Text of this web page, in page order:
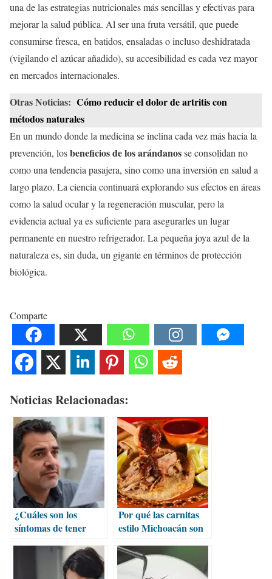
una de las estrategias nutricionales más sencillas y efectivas para
mejorar la salud pública. Al ser una fruta versátil, que puede
consumirse fresca, en batidos, ensaladas o incluso deshidratada
(vigilando el azúcar añadido), su accesibilidad es cada vez mayor
en mercados internacionales.
Otras Noticias: Cómo reducir el dolor de artritis con
métodos naturales
En un mundo donde la medicina se inclina cada vez más hacia la
prevención, losbeneficios de los arándanosse consolidan no
como una tendencia pasajera, sino como una inversión en salud a
largo plazo. La ciencia continuará explorando sus efectos en áreas
como la salud ocular y la regeneración muscular, pero la
evidencia actual ya es suficiente para asegurarles un lugar
permanente en nuestro refrigerador. La pequeña joya azul de la
naturaleza es, sin duda, un gigante en términos de protección
biológica.
Comparte
Noticias Relacionadas:
¿Cuáles son los
síntomas de tener
Por qué las carnitas
estilo Michoacán son